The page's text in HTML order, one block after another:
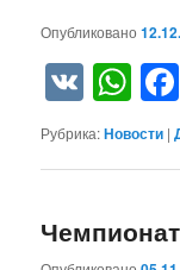
Опубликовано
VK
Рубрика:Новости |